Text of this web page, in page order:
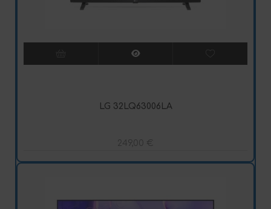
LG 32LQ63006LA
249,00 €